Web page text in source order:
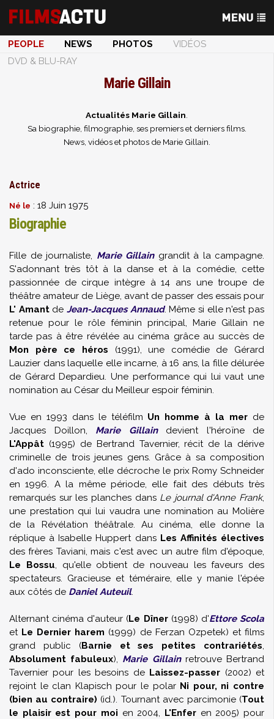
PEOPLE NEWS PHOTOS
VIDÉOS
DVD & BLU-RAY
Marie Gillain
Actualités Marie Gillain
Sa biographie, filmographie, ses premiers et derniers films.
News, vidéos et photos de Marie Gillain.
Actrice
Né le : 18 Juin 1975
Biographie
Fille de journaliste, Marie Gillaingrandit à la campagne.
S'adonnant très tôt à la danse et à la comédie, cette
passionnée de cirque intègre à 14 ans une troupe de
théâtre amateur de Liège, avant de passer des essais pour
L' AmantdeJean-Jacques Annaud. Même si elle n'est pas
retenue pour le rôle féminin principal, Marie Gillain ne
tarde pas à être révélée au cinéma grâce au succès de
Mon père ce héros (1991), une comédie de Gérard
Lauzier dans laquelle elle incarne, à 16 ans, la fille délurée
de Gérard Depardieu. Une performance qui lui vaut une
nomination au César du Meilleur espoir féminin.
Vue en 1993 dans le téléfilm Un homme à la mer de
Jacques Doillon, Marie Gillaindevient l'héroïne de
L'Appât (1995) de Bertrand Tavernier, récit de la dérive
criminelle de trois jeunes gens. Grâce à sa composition
d'ado inconsciente, elle décroche le prix Romy Schneider
en 1996. A la même période, elle fait des débuts très
remarqués sur les planches dans Le journal d'Anne Frank,
une prestation qui lui vaudra une nomination au Molière
de la Révélation théâtrale. Au cinéma, elle donne la
réplique àIsabelle Huppertdans Les Affinités électives
des frères Taviani, mais c'est avec un autre film d'époque,
Le Bossu, qu'elle obtient de nouveau les faveurs des
spectateurs. Gracieuse et téméraire, elle y manie l'épée
aux côtés de Daniel Auteuil.
Alternant cinéma d'auteur (Le Dîner(1998) d'Ettore Scola
et Le Dernier harem (1999) de Ferzan Ozpetek) et films
grand public (Barnie et ses petites contrariétés,
Absolument fabuleux), Marie GillainretrouveBertrand
Tavernier pour les besoins de Laissez-passer (2002) et
rejoint le clan Klapisch pour le polar Ni pour, ni contre
(bien au contraire) (id.). Tournant avec parcimonie (Tout
le plaisir est pour moi en 2004, L'Enferen 2005) pour